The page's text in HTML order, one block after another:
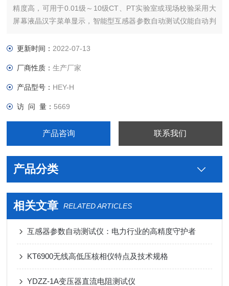
精度高，可用于0.01级～10级CT、PT实验室或现场校验采用大
屏幕液晶汉字菜单显示，智能型互感器参数自动测试仪能自动判
件调整就能实现精度修正，在各级电力实验研究部门均可现场检
更新时间： 2022-07-13
厂商性质：生产厂家
产品型号： HEY-H
访 问 量： 5669
产品咨询 联系我们
产品分类
相关文章 RELATED ARTICLES
互感器参数自动测试仪：电力行业的高精度守护者
KT6900无线高低压核相仪特点及技术规格
YDZZ-1A变压器直流电阻测试仪